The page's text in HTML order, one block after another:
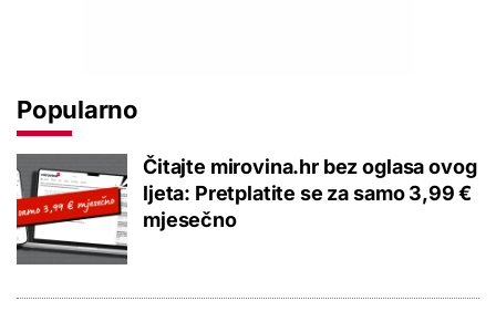
Popularno
Čitajte mirovina.hr bez oglasa ovog
ljeta: Pretplatite se za samo 3,99 €
mjesečno